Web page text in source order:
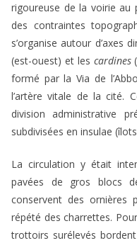
rigoureuse de la voirie au
des contraintes
s’organise autour d’axes
(est-ouest) et les cardines
formé par la Via de
l’artère vitale de la cité.
division administrative
subdivisées en insulae
La circulation y était
pavées de gros blocs
conservent des ornières
répété des charrettes.
trottoirs surélevés